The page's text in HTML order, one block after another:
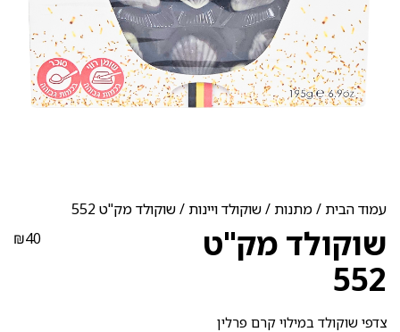
עמוד הבית /מתנות /שוקולד ויינות / שוקולד מק"ט 552
שוקולד מק"ט
552
₪40
צדפי שוקולד במילוי קרם פרלין